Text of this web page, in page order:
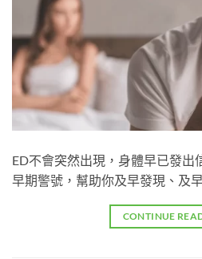
ED不會突然出現，身體早已發出
早期警號，幫助你及早發現、及
CONTINUE